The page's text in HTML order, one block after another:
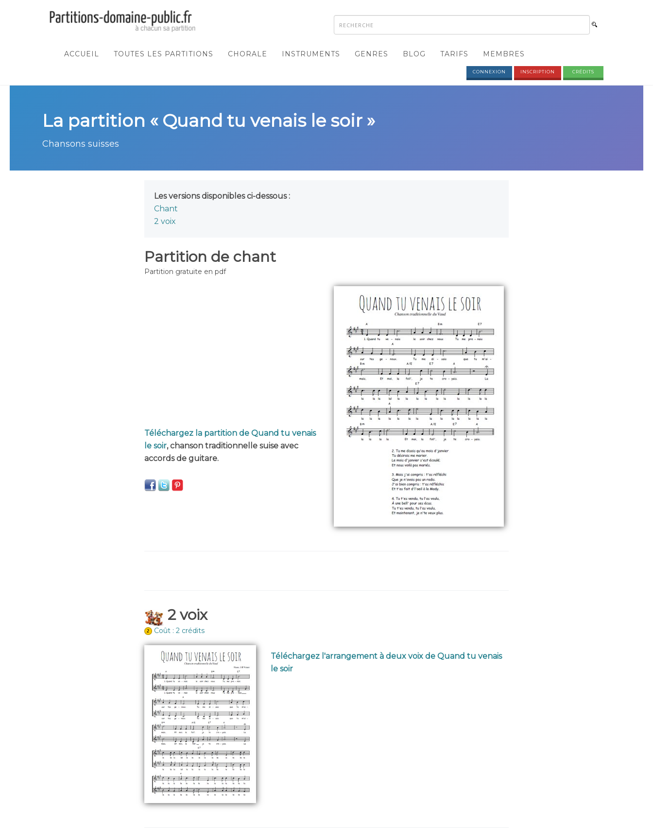
ACCUEIL TOUTES LES PARTITIONS CHORALE INSTRUMENTS GENRES BLOG TARIFS MEMBRES
CONNEXION INSCRIPTION CRÉDITS
La partition « Quand tu venais le soir »
Chansons suisses
Les versions disponibles ci-dessous :
Chant
2 voix
Partition de chant
Partition gratuite en pdf
Téléchargez la partition de Quand tu venais
le soir, chanson traditionnelle suise avec
accords de guitare.
2 voix
Coût : 2 crédits
Téléchargez l'arrangement à deux voix de Quand tu venais
le soir